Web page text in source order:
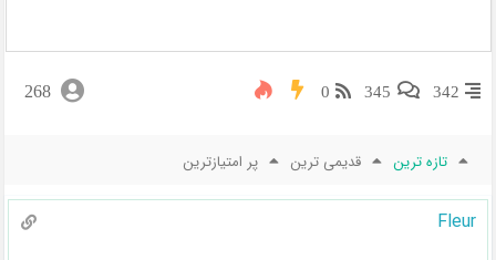
342
345
0
268
تازه ترین قدیمی ترین پر امتیازترین
Fleur